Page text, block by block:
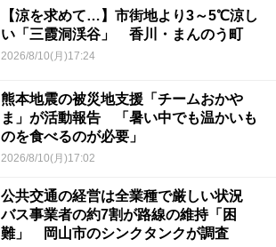
【涼を求めて…】市街地より3～5℃涼し
い「三霞洞渓谷」 香川・まんのう町
2026/8/10(月)17:24
熊本地震の被災地支援「チームおかや
ま」が活動報告 「暑い中でも温かいも
のを食べるのが必要」
2026/8/10(月)17:02
公共交通の経営は全業種で厳しい状況
バス事業者の約7割が路線の維持「困
難」 岡山市のシンクタンクが調査